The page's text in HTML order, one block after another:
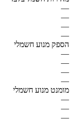
—
—
—
—
הספק מנוע חשמלי
—
—
—
—
מומנט מנוע חשמלי
—
—
—